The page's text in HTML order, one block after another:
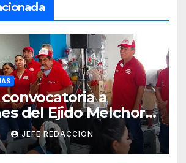
a
del Ejido Melchor
en Lázaro Cárdenas
JEFE REDACCION